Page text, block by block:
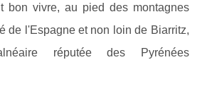
bon vivre, au pied des montagnes
de l'Espagne et non loin de Biarritz,
réputée des Pyrénées